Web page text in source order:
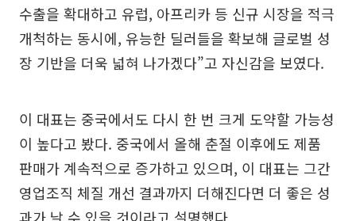
수출을 확대하고 유럽, 아프리카 등 신규 시장을 적극
개척하는 동시에, 유능한 딜러들을 확보해 글로벌 성
장 기반을 더욱 넓혀 나가겠다”고 자신감을 보였다.
이 대표는 중국에서도 다시 한 번 크게 도약할 가능성
이 높다고 봤다. 중국에서 올해 춘절 이후에도 제품
판매가 계속적으로 증가하고 있으며, 이 대표는 그간
영업조직 체질 개선 결과까지 더해진다면 더 좋은 성
과가 날 수 있을 것이라고 설명했다.